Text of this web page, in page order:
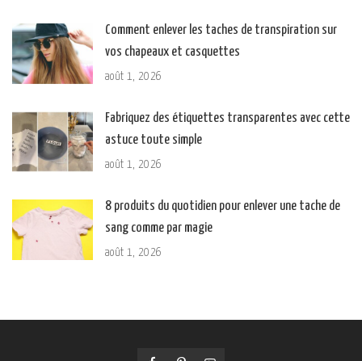
Comment enlever les taches de transpiration sur
vos chapeaux et casquettes
août 1, 2026
Fabriquez des étiquettes transparentes avec cette
astuce toute simple
août 1, 2026
8 produits du quotidien pour enlever une tache de
sang comme par magie
août 1, 2026